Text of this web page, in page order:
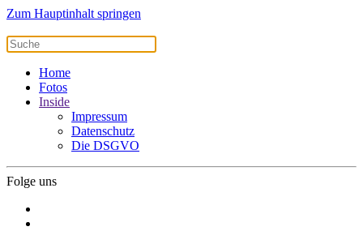
Zum Hauptinhalt springen
Home
Fotos
Inside
Impressum
Datenschutz
Die DSGVO
Folge uns